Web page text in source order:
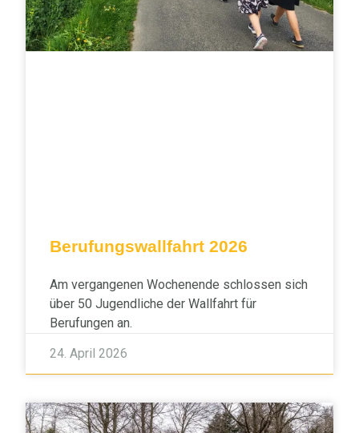
Berufungswallfahrt 2026
Am vergangenen Wochenende schlossen sich
über 50 Jugendliche der Wallfahrt für
Berufungen an.
24. April 2026